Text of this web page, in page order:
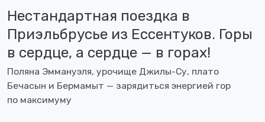
Нестандартная поездка в
Приэльбрусье из Ессентуков. Горы
в сердце, а сердце — в горах!
Поляна Эммануэля, урочище Джилы-Су, плато
Бечасын и Бермамыт — зарядиться энергией гор
по максимуму